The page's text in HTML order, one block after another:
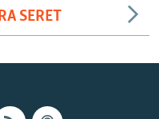
SERET